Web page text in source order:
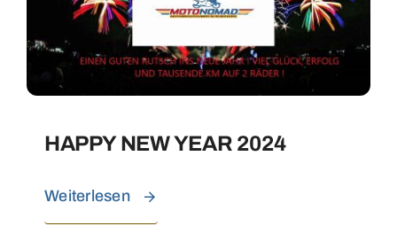
HAPPY NEW YEAR 2024
Weiterlesen